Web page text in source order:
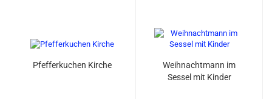
Pfefferkuchen Kirche
Weihnachtmann im
Sessel mit Kinder